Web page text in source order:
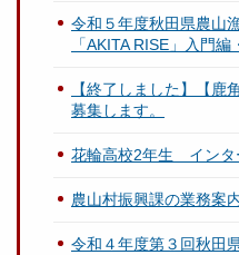
令和５年度秋田県農山
「AKITA RISE」入門
【終了しました】【鹿
募集します。
花輪高校2年生 インタ
農山村振興課の業務案
令和４年度第３回秋田